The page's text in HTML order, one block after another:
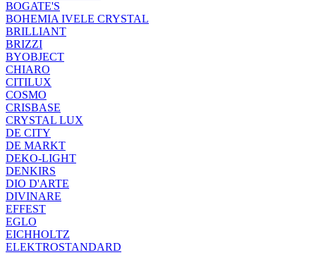
BOGATE'S
BOHEMIA IVELE CRYSTAL
BRILLIANT
BRIZZI
BYOBJECT
CHIARO
CITILUX
COSMO
CRISBASE
CRYSTAL LUX
DE CITY
DE MARKT
DEKO-LIGHT
DENKIRS
DIO D'ARTE
DIVINARE
EFFEST
EGLO
EICHHOLTZ
ELEKTROSTANDARD